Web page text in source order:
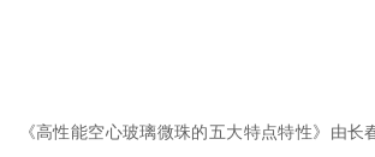
《高性能空心玻璃微珠的五大特点特性》由长